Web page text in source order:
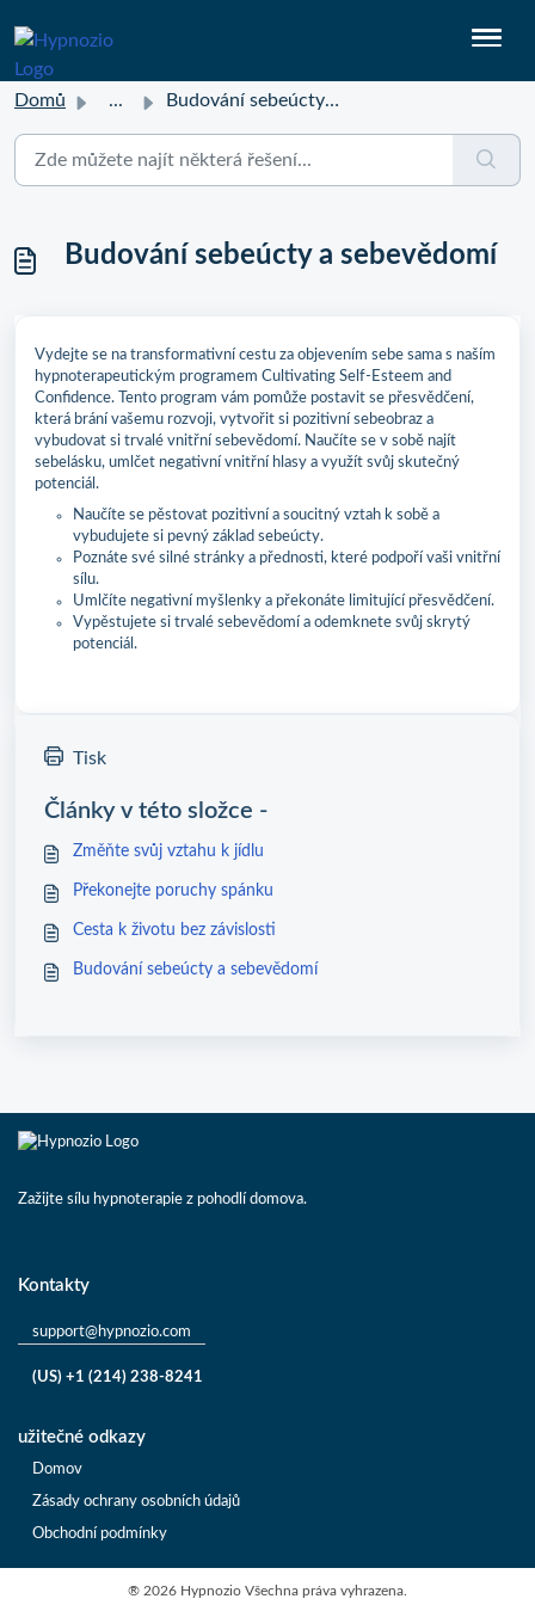
Domů ... Budování sebeúcty a sebevědomí
Budování sebeúcty a sebevědomí
Vydejte se na transformativní cestu za objevením sebe sama s naším
hypnoterapeutickým programem Cultivating Self-Esteem and
Confidence. Tento program vám pomůže postavit se přesvědčení,
která brání vašemu rozvoji, vytvořit si pozitivní sebeobraz a
vybudovat si trvalé vnitřní sebevědomí. Naučíte se v sobě najít
sebelásku, umlčet negativní vnitřní hlasy a využít svůj skutečný
potenciál.
Naučíte se pěstovat pozitivní a soucitný vztah k sobě a
vybudujete si pevný základ sebeúcty.
Poznáte své silné stránky a přednosti, které podpoří vaši vnitřní
sílu.
Umlčíte negativní myšlenky a překonáte limitující přesvědčení.
Vypěstujete si trvalé sebevědomí a odemknete svůj skrytý
potenciál.
Tisk
Články v této složce -
Změňte svůj vztahu k jídlu
Překonejte poruchy spánku
Cesta k životu bez závislosti
Budování sebeúcty a sebevědomí
Zažijte sílu hypnoterapie z pohodlí domova.
Kontakty
support@hypnozio.com
(US) +1 (214) 238-8241
užitečné odkazy
Domov
Zásady ochrany osobních údajů
Obchodní podmínky
® 2026 Hypnozio Všechna práva vyhrazena.